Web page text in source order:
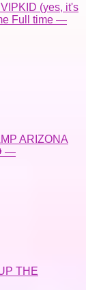
(yes, it's
Full time —
ARIZONA
—
THE